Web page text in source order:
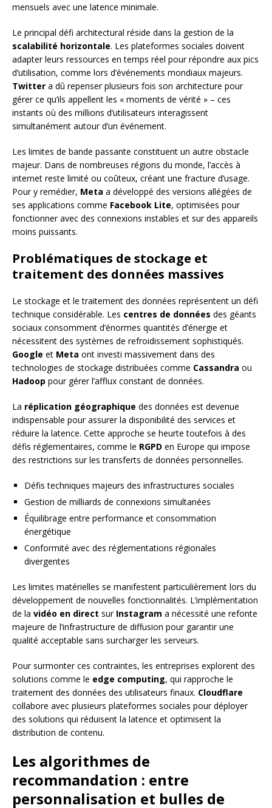
mensuels avec une latence minimale.
Le principal défi architectural réside dans la gestion de la
scalabilité horizontale. Les plateformes sociales doivent
adapter leurs ressources en temps réel pour répondre aux pics
d’utilisation, comme lors d’événements mondiaux majeurs.
Twitter a dû repenser plusieurs fois son architecture pour
gérer ce qu’ils appellent les « moments de vérité » – ces
instants où des millions d’utilisateurs interagissent
simultanément autour d’un événement.
Les limites de bande passante constituent un autre obstacle
majeur. Dans de nombreuses régions du monde, l’accès à
internet reste limité ou coûteux, créant une fracture d’usage.
Pour y remédier, Meta a développé des versions allégées de
ses applications comme Facebook Lite, optimisées pour
fonctionner avec des connexions instables et sur des appareils
moins puissants.
Problématiques de stockage et
traitement des données massives
Le stockage et le traitement des données représentent un défi
technique considérable. Les centres de données des géants
sociaux consomment d’énormes quantités d’énergie et
nécessitent des systèmes de refroidissement sophistiqués.
Google et Meta ont investi massivement dans des
technologies de stockage distribuées comme Cassandra ou
Hadoop pour gérer l’afflux constant de données.
La réplication géographique des données est devenue
indispensable pour assurer la disponibilité des services et
réduire la latence. Cette approche se heurte toutefois à des
défis réglementaires, comme le RGPD en Europe qui impose
des restrictions sur les transferts de données personnelles.
Défis techniques majeurs des infrastructures sociales
Gestion de milliards de connexions simultanées
Équilibrage entre performance et consommation
énergétique
Conformité avec des réglementations régionales
divergentes
Les limites matérielles se manifestent particulièrement lors du
développement de nouvelles fonctionnalités. L’implémentation
de la vidéo en direct sur Instagram a nécessité une refonte
majeure de l’infrastructure de diffusion pour garantir une
qualité acceptable sans surcharger les serveurs.
Pour surmonter ces contraintes, les entreprises explorent des
solutions comme le edge computing, qui rapproche le
traitement des données des utilisateurs finaux. Cloudflare
collabore avec plusieurs plateformes sociales pour déployer
des solutions qui réduisent la latence et optimisent la
distribution de contenu.
Les algorithmes de
recommandation : entre
personnalisation et bulles de